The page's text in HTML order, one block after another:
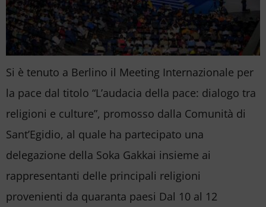
Si è tenuto a Berlino il Meeting Internazionale per
la pace dal titolo “L’audacia della pace: dialogo tra
religioni e culture”, promosso dalla Comunità di
Sant’Egidio, al quale ha partecipato una
delegazione della Soka Gakkai insieme ai
rappresentanti delle principali religioni
provenienti da quaranta paesi Dal 10 al 12